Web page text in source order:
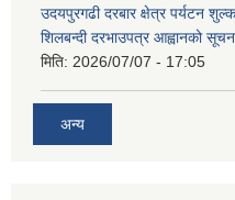
उदयपुरगढी दरबार क्षेत्र पर्यटन
शिलबन्दी दरभाउपत्र आह्वानको
मिति: 2026/07/07 - 17:05
अन्य